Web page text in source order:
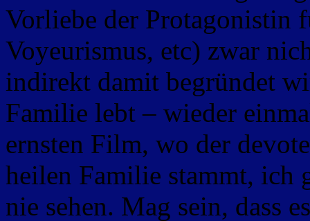
Vorliebe der Protagonistin
Voyeurismus, etc) zwar
indirekt damit begründet
Familie lebt – wieder
ernsten Film, wo der
heilen Familie stammt, ich
nie sehen. Mag sein, dass